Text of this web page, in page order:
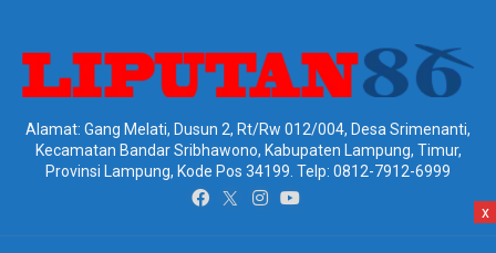
Alamat: Gang Melati, Dusun 2, Rt/Rw 012/004, Desa Srimenanti,
Kecamatan Bandar Sribhawono, Kabupaten Lampung, Timur,
Provinsi Lampung, Kode Pos 34199. Telp: 0812-7912-6999
x